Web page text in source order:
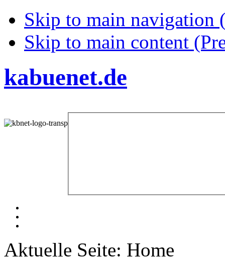
Skip to main navigation
Skip to main content
kabuenet.de
Aktuelle Seite: Home